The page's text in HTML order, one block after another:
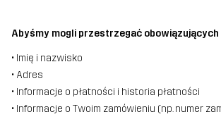
Abyśmy mogli przestrzegać
• Imię i nazwisko
• Adres
• Informacje o płatności i historia płatności
• Informacje o Twoim zamówieniu (np. numer